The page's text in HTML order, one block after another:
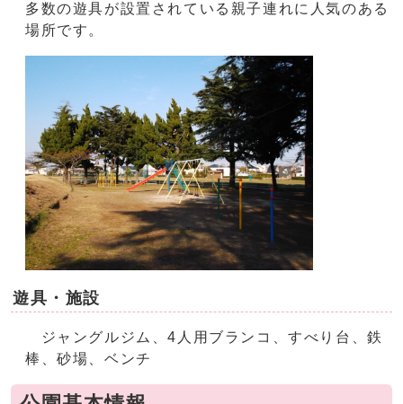
多数の遊具が設置されている親子連れに人気のある
場所です。
遊具・施設
ジャングルジム、4人用ブランコ、すべり台、鉄
棒、砂場、ベンチ